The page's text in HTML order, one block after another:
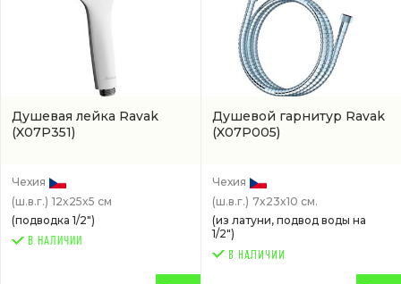
Душевая лейка Ravak
(X07P351)
Чехия
(ш.в.г.) 12x25x5 см
(подводка 1/2")
В НАЛИЧИИ
Душевой гарнитур Ravak
(X07P005)
Чехия
(ш.в.г.) 7x23x10 см.
(из латуни, подвод воды на
1/2")